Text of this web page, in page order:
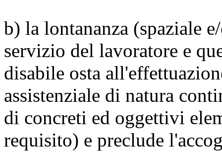
b) la lontananza (spaziale
servizio del lavoratore e
disabile osta
assistenziale di natura
di concreti ed oggettivi
requisito) e preclude